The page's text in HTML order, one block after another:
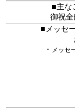
■主な
御祝
■メッセ
・ メッセ